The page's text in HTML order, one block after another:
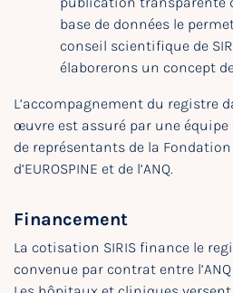
base de données le
conseil scientifique de
élaborerons un concept
L’accompagnement du registre
œuvre est assuré par une équipe
de représentants de la Fondation
d’EUROSPINE et de l’ANQ.
Financement
La cotisation SIRIS finance le
convenue par contrat entre